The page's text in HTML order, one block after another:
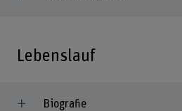
Lebenslauf
Biografie